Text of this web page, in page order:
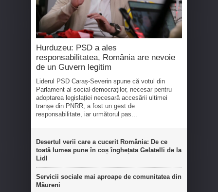
Hurduzeu: PSD a ales
responsabilitatea, România are nevoie
de un Guvern legitim
Liderul PSD Caraș-Severin spune că votul din
Parlament al social-democraților, necesar pentru
adoptarea legislației necesară accesării ultimei
tranșe din PNRR, a fost un gest de
responsabilitate, iar următorul pas...
Desertul verii care a cucerit România: De ce
toată lumea pune în coș înghețata Gelatelli de la
Lidl
Servicii sociale mai aproape de comunitatea din
Măureni